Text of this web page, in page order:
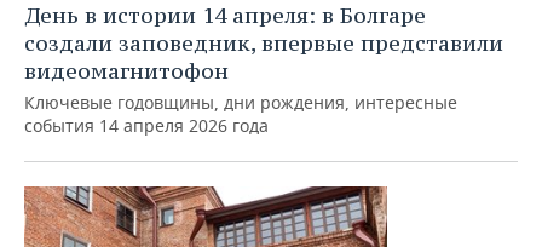
День в истории 14 апреля: в Болгаре
создали заповедник, впервые представили
видеомагнитофон
Ключевые годовщины, дни рождения, интересные
события 14 апреля 2026 года